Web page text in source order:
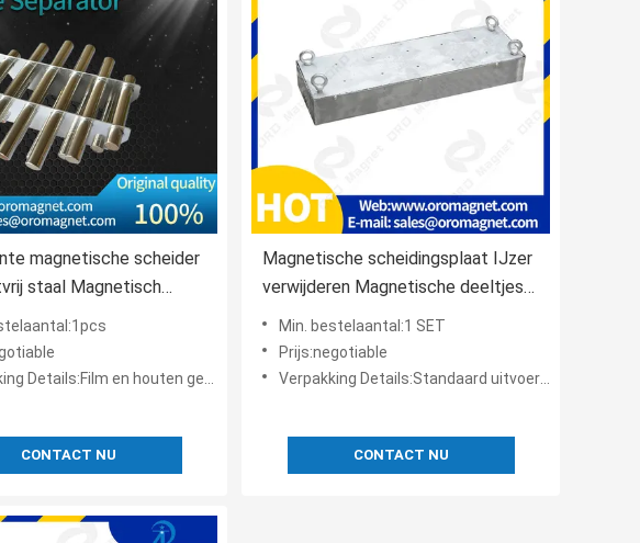
magnetische scheider
staal Magnetisch
/ staaf
Details:Film en houten geval
CONTACT NU
Magnetische scheidingsplaat IJzer
verwijderen Magnetische deeltjes
voor poeder als geneesmiddel
Min. bestelaantal:1 SET
Prijs:negotiable
Verpakking Details:Standaard uitvoerend pakket
CONTACT NU